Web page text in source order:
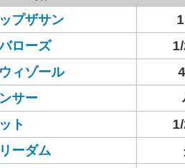
プザサン
ローズ
ィゾール
サー
ト
ーダム